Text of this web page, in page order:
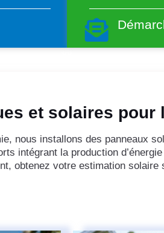
et solaires
nous installons des panneaux
intégrant la production
obtenez votre estimation solaire